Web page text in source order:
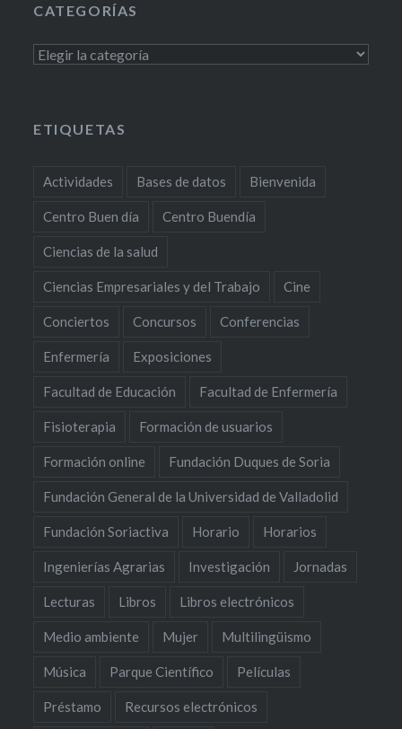
CATEGORÍAS
Categorías
ETIQUETAS
Actividades Bases de datos Bienvenida
Centro Buen día Centro Buendía
Ciencias de la salud
Ciencias Empresariales y del Trabajo Cine
Conciertos Concursos Conferencias
Enfermería Exposiciones
Facultad de Educación Facultad de Enfermería
Fisioterapia Formación de usuarios
Formación online Fundación Duques de Soria
Fundación General de la Universidad de Valladolid
Fundación Soriactiva Horario Horarios
Ingenierías Agrarias Investigación Jornadas
Lecturas Libros Libros electrónicos
Medio ambiente Mujer Multilingüismo
Música Parque Científico Películas
Préstamo Recursos electrónicos